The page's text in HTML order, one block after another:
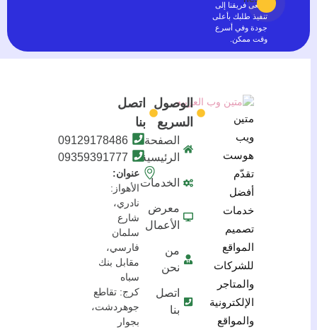
يسعى فريقنا إلى
تنفيذ طلبك بأعلى
جودة وفي أسرع
وقت ممكن.
متين
ويب
هوست
تقدّم
أفضل
خدمات
تصميم
المواقع
للشركات
والمتاجر
الإلكترونية
والمواقع
الوصول
السريع
الصفحة
الرئيسية
الخدمات
معرض
الأعمال
من
نحن
اتصل
بنا
اتصل
بنا
09129178486
09359391777
عنوان:
الأهواز:
نادري،
شارع
سلمان
فارسي،
مقابل بنك
سباه
كرج: تقاطع
جوهردشت،
بجوار